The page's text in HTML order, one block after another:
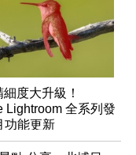
度大升級！
Lightroom 全系列發
功能更新